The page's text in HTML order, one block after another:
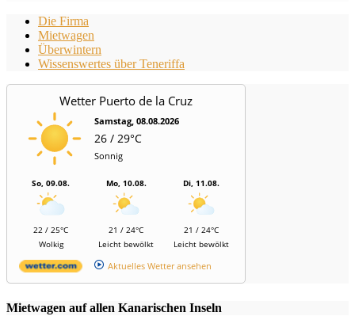
Die Firma
Mietwagen
Überwintern
Wissenswertes über Teneriffa
Wetter Puerto de la Cruz
Samstag, 08.08.2026
26 / 29°C
Sonnig
So, 09.08.
22 / 25°C
Wolkig
Mo, 10.08.
21 / 24°C
Leicht bewölkt
Di, 11.08.
21 / 24°C
Leicht bewölkt
Aktuelles Wetter ansehen
Mietwagen auf allen Kanarischen Inseln